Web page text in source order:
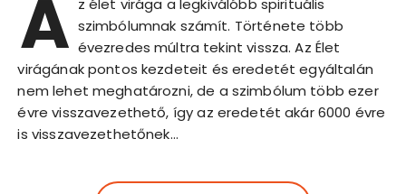
A z élet virága a legkiválóbb spirituális
szimbólumnak számít. Története több
évezredes múltra tekint vissza. Az Élet
virágának pontos kezdeteit és eredetét egyáltalán
nem lehet meghatározni, de a szimbólum több ezer
évre visszavezethető, így az eredetét akár 6000 évre
is visszavezethetőnek…